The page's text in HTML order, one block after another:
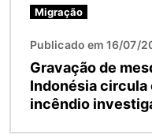
Migração
Publicado em 16/07/
Gravação de
Indonésia circula
incêndio